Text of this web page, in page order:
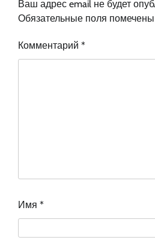
Ваш адрес email не будет
Обязательные поля помечены
Комментарий *
Имя *